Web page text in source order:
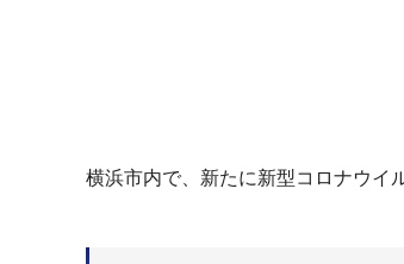
横浜市内で、新たに新型コロナウイ